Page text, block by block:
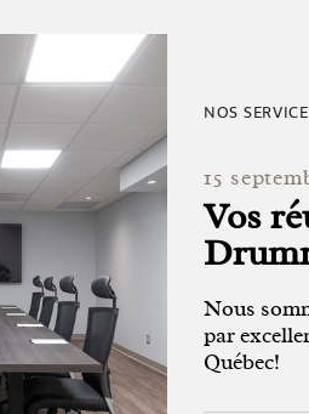
NOS
15
Vos
Nous
par
Québec!